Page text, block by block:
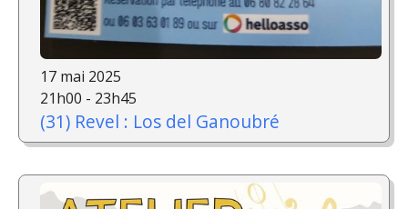
17 mai 2025
21h00 - 23h45
(31) Revel : Los del Ganoubré